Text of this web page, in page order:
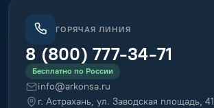
ГОРЯЧАЯ ЛИНИЯ
8 (800) 777-34-71
Бесплатно по России
info@arkonsa.ru
г. Астрахань, ул. Заводская площадь, 41